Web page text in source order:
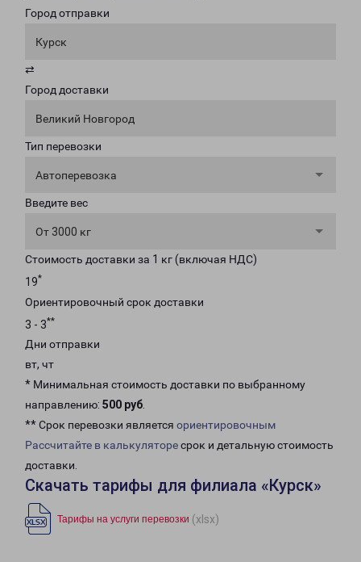
Город отправки
Курск
⇄
Город доставки
Великий Новгород
Тип перевозки
Автоперевозка
Введите вес
От 3000 кг
Стоимость доставки за 1 кг (включая НДС)
19*
Ориентировочный срок доставки
3 - 3**
Дни отправки
вт, чт
* Минимальная стоимость доставки по выбранному
направлению: 500 руб.
** Срок перевозки является ориентировочным
Рассчитайте в калькуляторесрок и детальную стоимость
доставки.
Скачать тарифы для филиала «Курск»
Тарифы на услуги перевозки (xlsx)